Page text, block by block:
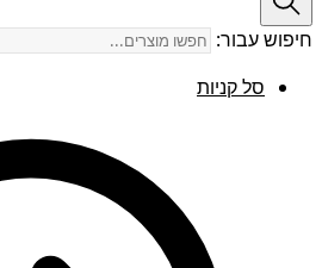
חיפוש עבור:
סל קניות